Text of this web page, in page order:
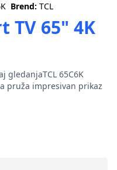
Brend: TCL
TV 65" 4K
gledanjaTCL 65C6K
pruža impresivan prikaz